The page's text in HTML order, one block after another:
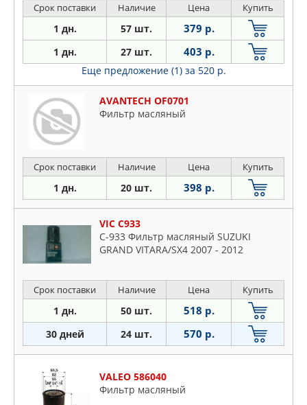
Срок поставки Наличие Цена Купить
1 дн. 57 шт. 379 р.
1 дн. 27 шт. 403 р.
Еще предложение (1) за 520 р.
AVANTECH OF0701
Фильтр масляный
Срок поставки Наличие Цена Купить
1 дн. 20 шт. 398 р.
VIC C933
C-933 Фильтр масляный SUZUKI
GRAND VITARA/SX4 2007 - 2012
Срок поставки Наличие Цена Купить
1 дн. 50 шт. 518 р.
30 дней 24 шт. 570 р.
VALEO 586040
Фильтр масляный